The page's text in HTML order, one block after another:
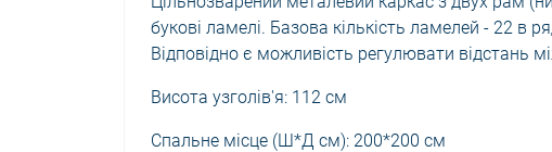
букові ламелі. Базова кількість ламелей - 22 в
Відповідно є можливість регулювати відстань
Висота узголів'я: 112 см
Спальне місце (Ш*Д см): 200*200 см